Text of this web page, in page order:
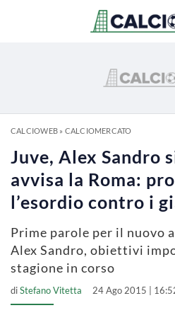
CALCIOWEB» CALCIOMERCATO
Juve, Alex Sandro
avvisa la Roma:
l’esordio contro i
Prime parole per il nuovo
Alex Sandro, obiettivi
stagione in corso
diStefano Vitetta 24 Ago 2015 |